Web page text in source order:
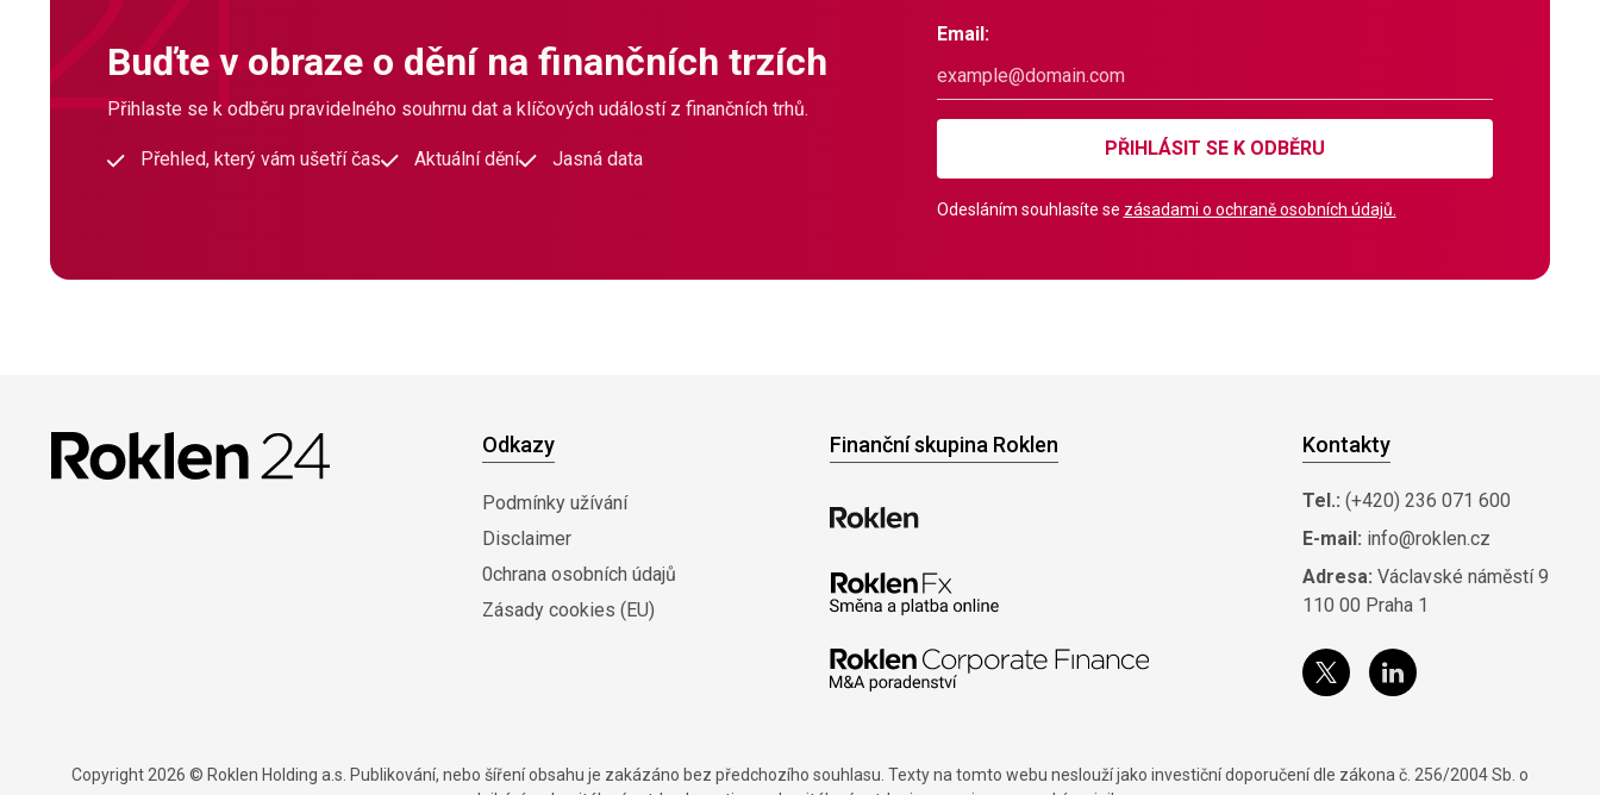
Buďte v obraze o dění na finančních trzích
Přihlaste se k odběru pravidelného souhrnu dat a klíčových událostí z finančních trhů.
Přehled, který vám ušetří čas Aktuální dění Jasná data
Email:
PŘIHLÁSIT SE K ODBĚRU
Odesláním souhlasíte se zásadami o ochraně osobních údajů.
Odkazy
Podmínky užívání
Disclaimer
0chrana osobních údajů
Zásady cookies (EU)
Finanční skupina Roklen Kontakty
Tel.: (+420) 236 071 600
E-mail: info@roklen.cz
Adresa: Václavské náměstí 9
110 00 Praha 1
Copyright 2026 © Roklen Holding a.s. Publikování, nebo šíření obsahu je zakázáno bez předchozího souhlasu. Texty na tomto webu neslouží jako investiční doporučení dle zákona č. 256/2004 Sb. o